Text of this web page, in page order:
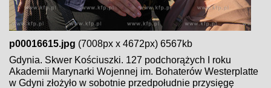
p00016615.jpg (7008px x 4672px) 6567kb
Gdynia. Skwer Kościuszki. 127 podchorążych I roku
Akademii Marynarki Wojennej im. Bohaterów Westerplatte
w Gdyni złożyło w sobotnie przedpołudnie przysięgę